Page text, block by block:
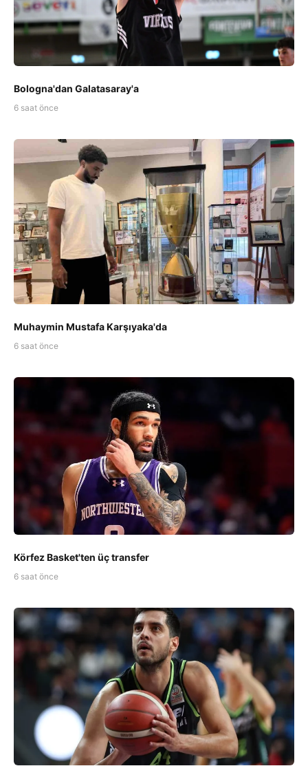
Bologna'dan Galatasaray'a
6 saat önce
Muhaymin Mustafa Karşıyaka'da
6 saat önce
Körfez Basket'ten üç transfer
6 saat önce